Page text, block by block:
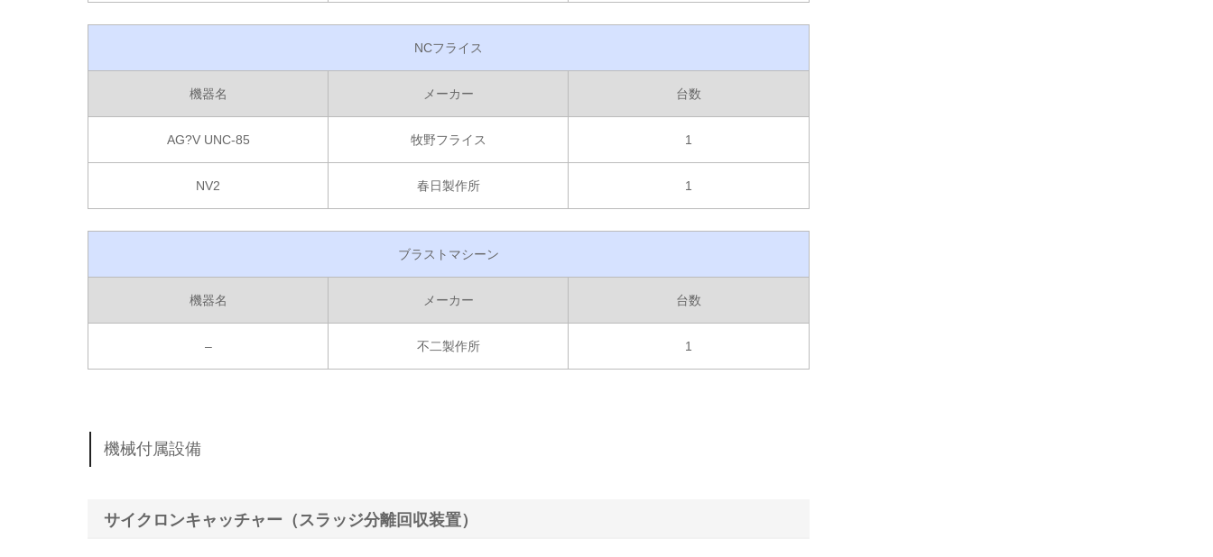
NCフライス
機器名 メーカー 台数
AG?V UNC-85 牧野フライス 1
NV2 春日製作所 1
ブラストマシーン
機器名 メーカー 台数
– 不二製作所 1
機械付属設備
サイクロンキャッチャー（スラッジ分離回収装置）